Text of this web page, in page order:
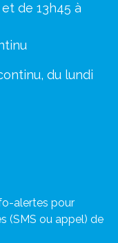
de 13h45 à
du lundi
alertes pour
(SMS ou appel) de